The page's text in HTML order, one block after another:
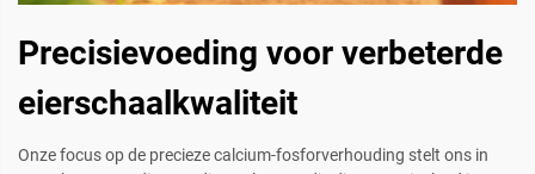
Precisievoeding voor verbeterde
eierschaalkwaliteit
Onze focus op de precieze calcium-fosforverhouding stelt ons in